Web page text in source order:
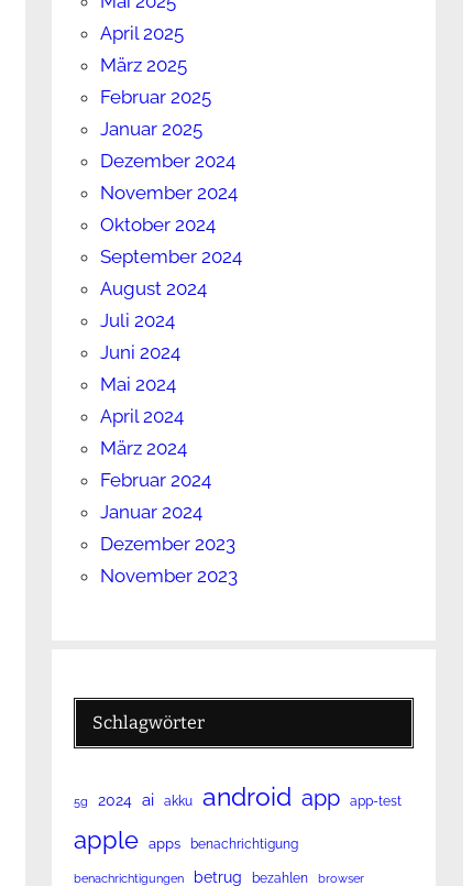
April 2025
März 2025
Februar 2025
Januar 2025
Dezember 2024
November 2024
Oktober 2024
September 2024
August 2024
Juli 2024
Juni 2024
Mai 2024
April 2024
März 2024
Februar 2024
Januar 2024
Dezember 2023
November 2023
Schlagwörter
5g 2024 ai akku android app app-test
apple apps benachrichtigung
benachrichtigungen betrug bezahlen browser